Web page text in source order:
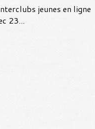
jeunes en ligne
23...